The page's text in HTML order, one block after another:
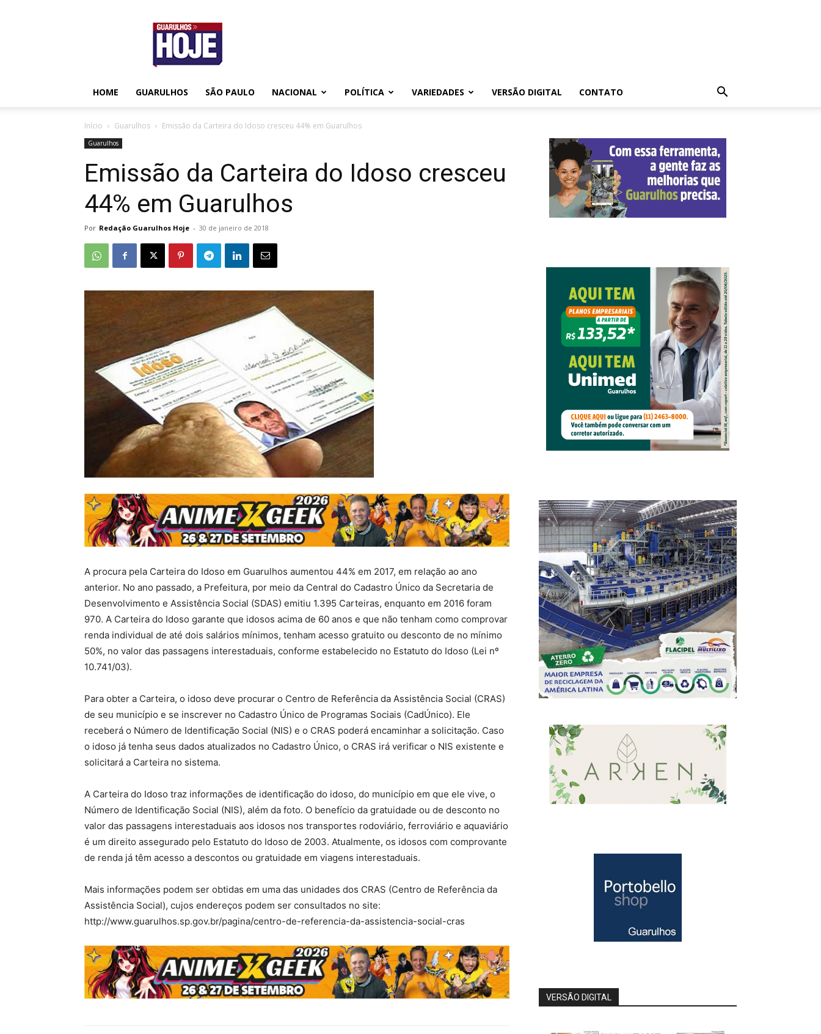
Guarulhos
Hoje
HOME GUARULHOS SÃO PAULO NACIONAL POLÍTICA VARIEDADES VERSÃO DIGITAL CONTATO
Início Guarulhos Emissão da Carteira do Idoso cresceu 44% em Guarulhos
Guarulhos
Emissão da Carteira do Idoso cresceu
44% em Guarulhos
Por Redação Guarulhos Hoje - 30 de janeiro de 2018
A procura pela Carteira do Idoso em Guarulhos aumentou 44% em 2017, em relação ao ano
anterior. No ano passado, a Prefeitura, por meio da Central do Cadastro Único da Secretaria de
Desenvolvimento e Assistência Social (SDAS) emitiu 1.395 Carteiras, enquanto em 2016 foram
970. A Carteira do Idoso garante que idosos acima de 60 anos e que não tenham como comprovar
renda individual de até dois salários mínimos, tenham acesso gratuito ou desconto de no mínimo
50%, no valor das passagens interestaduais, conforme estabelecido no Estatuto do Idoso (Lei nº
10.741/03).
Para obter a Carteira, o idoso deve procurar o Centro de Referência da Assistência Social (CRAS)
de seu município e se inscrever no Cadastro Único de Programas Sociais (CadÚnico). Ele
receberá o Número de Identificação Social (NIS) e o CRAS poderá encaminhar a solicitação. Caso
o idoso já tenha seus dados atualizados no Cadastro Único, o CRAS irá verificar o NIS existente e
solicitará a Carteira no sistema.
A Carteira do Idoso traz informações de identificação do idoso, do município em que ele vive, o
Número de Identificação Social (NIS), além da foto. O benefício da gratuidade ou de desconto no
valor das passagens interestaduais aos idosos nos transportes rodoviário, ferroviário e aquaviário
é um direito assegurado pelo Estatuto do Idoso de 2003. Atualmente, os idosos com comprovante
de renda já têm acesso a descontos ou gratuidade em viagens interestaduais.
Mais informações podem ser obtidas em uma das unidades dos CRAS (Centro de Referência da
Assistência Social), cujos endereços podem ser consultados no site:
http://www.guarulhos.sp.gov.br/pagina/centro-de-referencia-da-assistencia-social-cras
VERSÃO DIGITAL